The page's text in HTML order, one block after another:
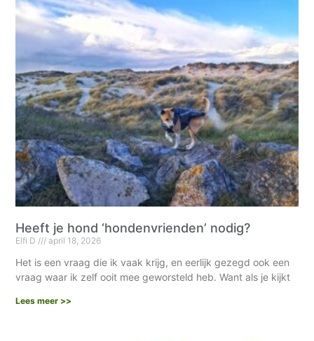
Heeft je hond ‘hondenvrienden’ nodig?
Elfi D april 18, 2026
Het is een vraag die ik vaak krijg, en eerlijk gezegd ook een
vraag waar ik zelf ooit mee geworsteld heb. Want als je kijkt
Lees meer >>